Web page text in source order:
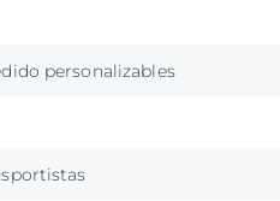
personalizables